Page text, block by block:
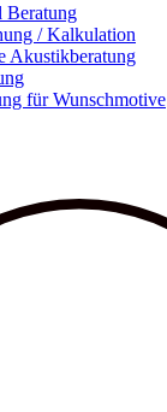
Beratung
/ Kalkulation
Akustikberatung
für Wunschmotive